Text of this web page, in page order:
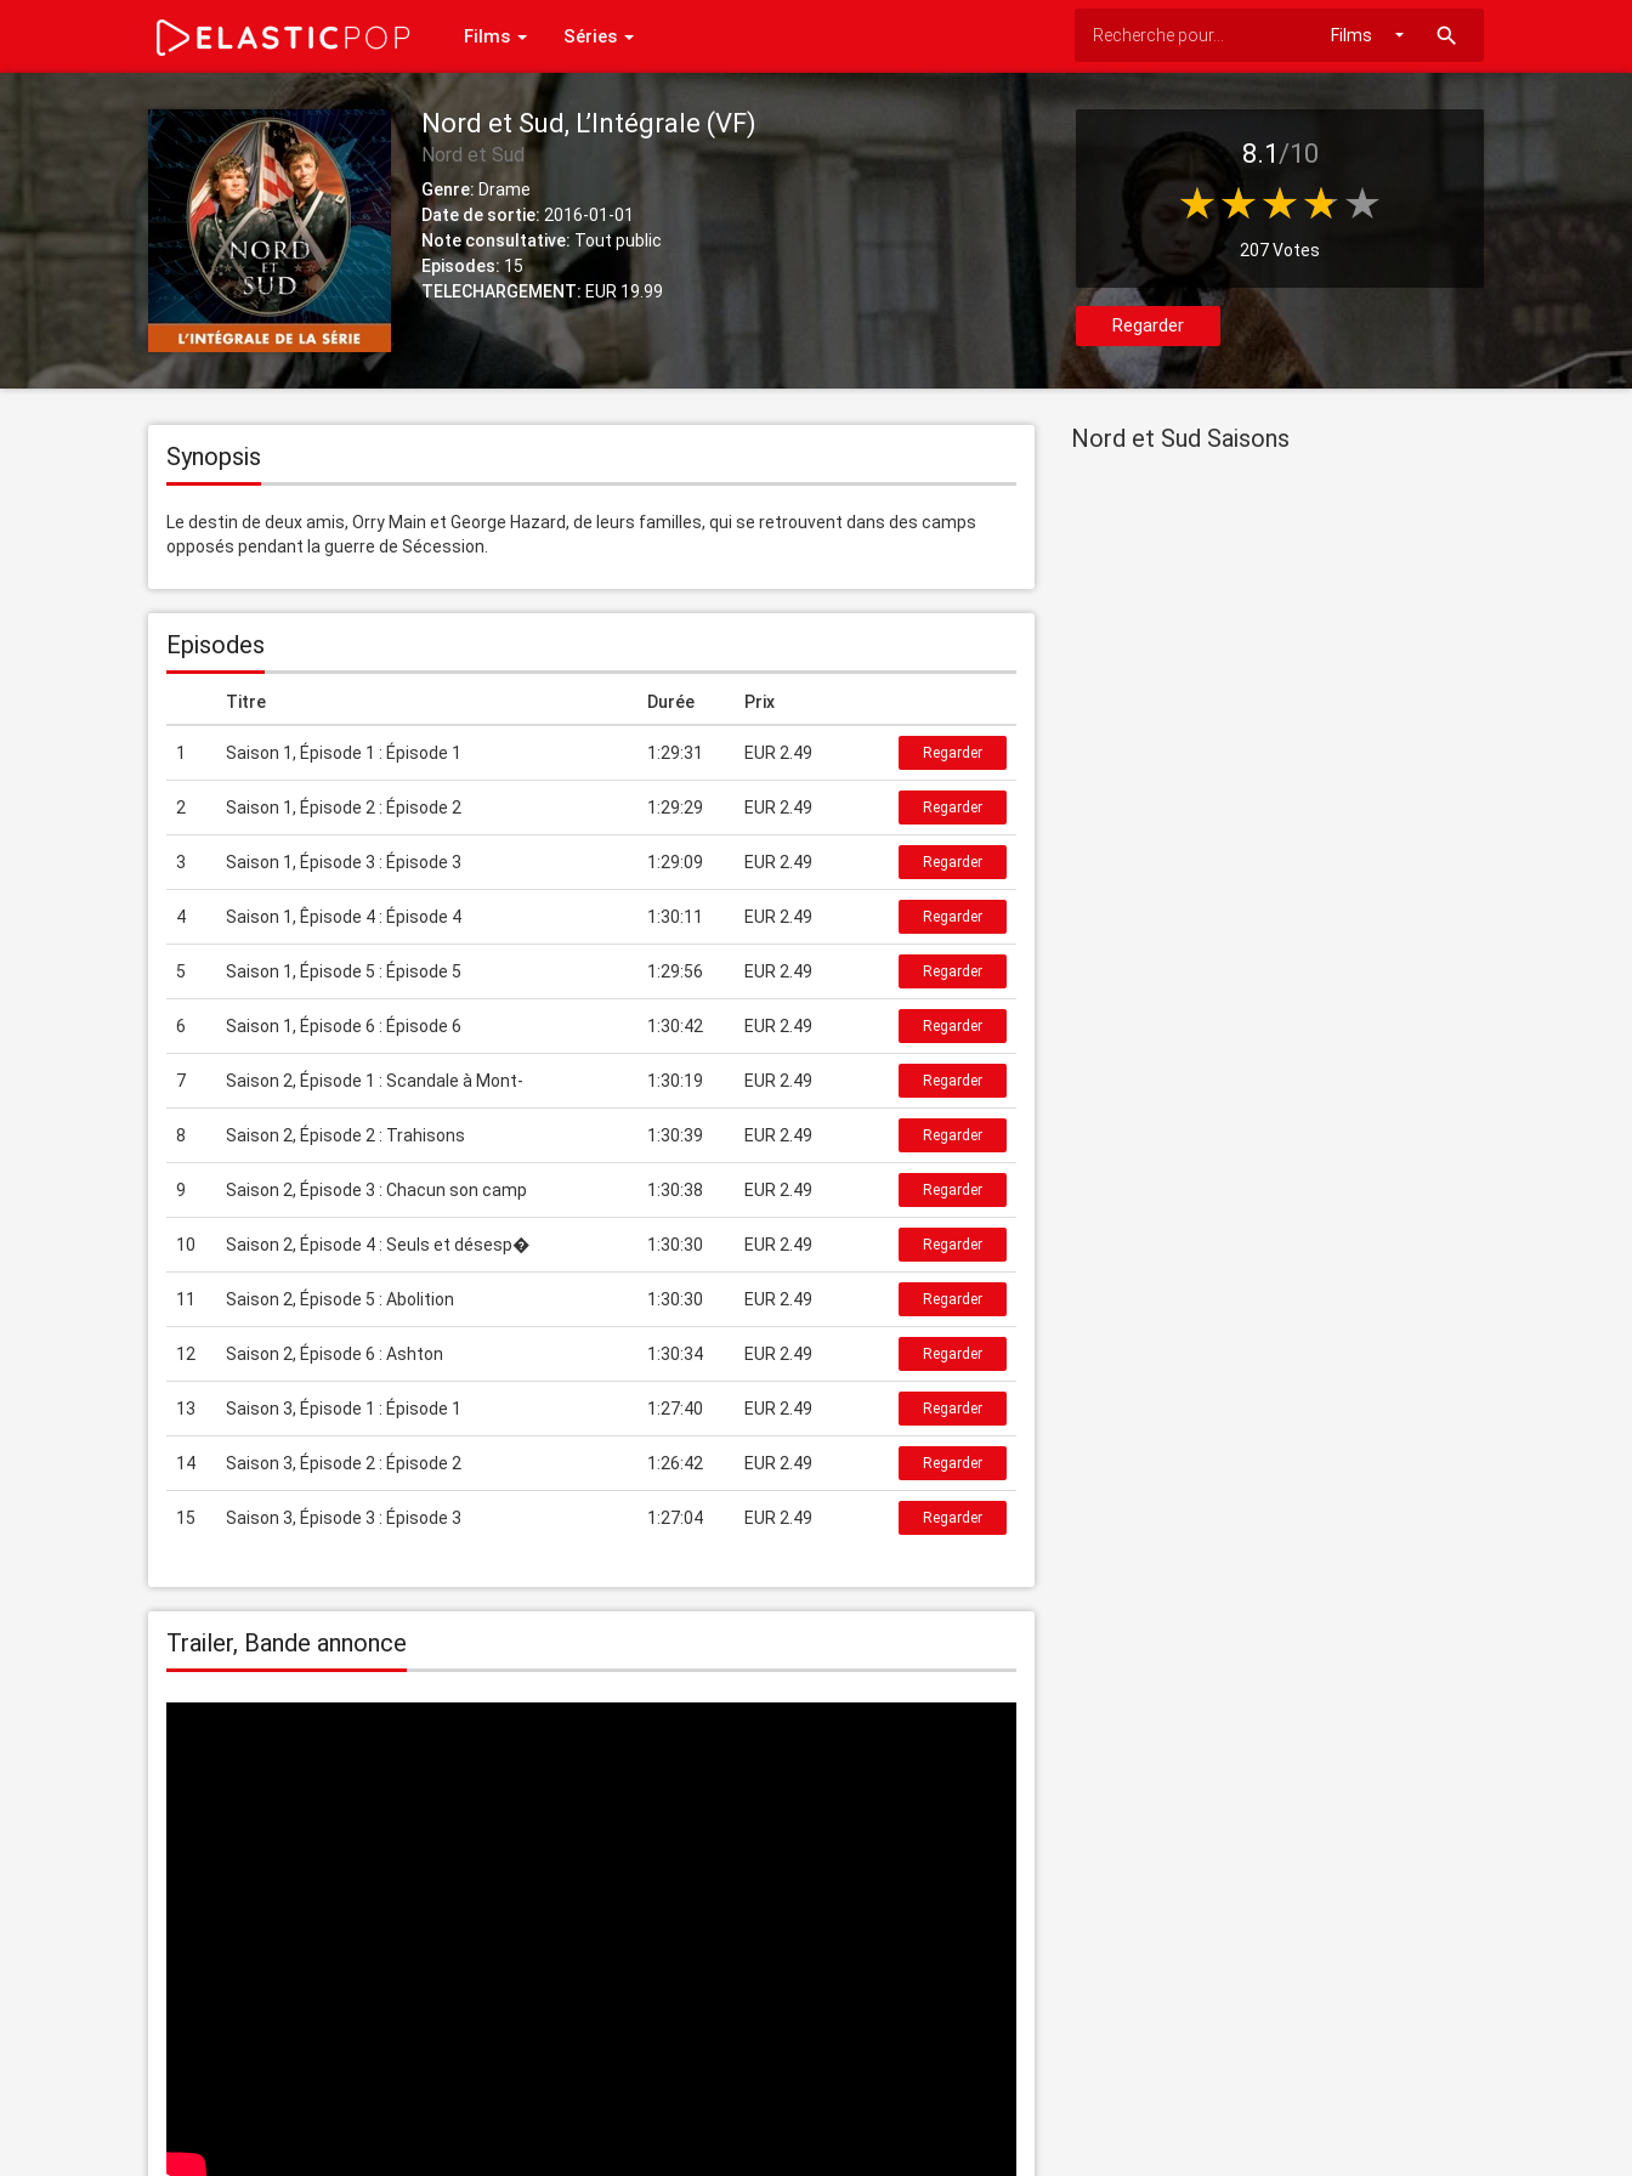
Films Séries search
Nord et Sud, L’Intégrale (VF)
Nord et Sud
Genre: Drame
Date de sortie: 2016-01-01
Note consultative: Tout public
Episodes: 15
TELECHARGEMENT: EUR 19.99
8.1/10
207 Votes
Regarder
Synopsis
Le destin de deux amis, Orry Main et George Hazard, de leurs familles, qui se retrouvent dans des camps
opposés pendant la guerre de Sécession.
Episodes
Titre Durée Prix
1 Saison 1, Épisode 1 : Épisode 1 1:29:31 EUR 2.49 Regarder
2 Saison 1, Épisode 2 : Épisode 2 1:29:29 EUR 2.49 Regarder
3 Saison 1, Épisode 3 : Épisode 3 1:29:09 EUR 2.49 Regarder
4 Saison 1, Êpisode 4 : Épisode 4 1:30:11 EUR 2.49 Regarder
5 Saison 1, Épisode 5 : Épisode 5 1:29:56 EUR 2.49 Regarder
6 Saison 1, Épisode 6 : Épisode 6 1:30:42 EUR 2.49 Regarder
7 Saison 2, Épisode 1 : Scandale à Mont- 1:30:19 EUR 2.49 Regarder
8 Saison 2, Épisode 2 : Trahisons 1:30:39 EUR 2.49 Regarder
9 Saison 2, Épisode 3 : Chacun son camp 1:30:38 EUR 2.49 Regarder
10 Saison 2, Épisode 4 : Seuls et désesp� 1:30:30 EUR 2.49 Regarder
11 Saison 2, Épisode 5 : Abolition 1:30:30 EUR 2.49 Regarder
12 Saison 2, Épisode 6 : Ashton 1:30:34 EUR 2.49 Regarder
13 Saison 3, Épisode 1 : Épisode 1 1:27:40 EUR 2.49 Regarder
14 Saison 3, Épisode 2 : Épisode 2 1:26:42 EUR 2.49 Regarder
15 Saison 3, Épisode 3 : Épisode 3 1:27:04 EUR 2.49 Regarder
Trailer, Bande annonce
Nord et Sud Saisons